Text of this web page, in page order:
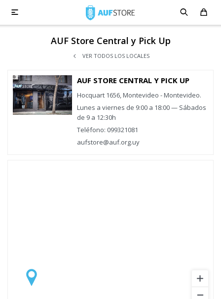

AUF Store Central y Pick Up
VER TODOS LOS LOCALES
AUF STORE CENTRAL Y PICK UP
Hocquart 1656, Montevideo - Montevideo.
Lunes a viernes de 9:00 a 18:00 — Sábados
de 9 a 12:30h
Teléfono: 099321081
aufstore@auf.org.uy